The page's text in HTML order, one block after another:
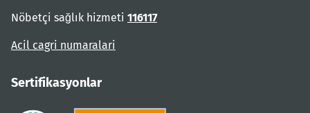
Nöbetçi sağlık hizmeti 116117
Acil cagri numaralari
Sertifikasyonlar